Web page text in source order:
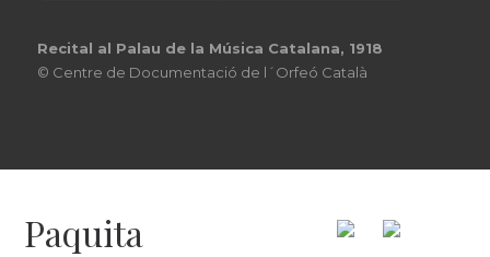
Recital al Palau de la Música Catalana, 1918
© Centre de Documentació de l´Orfeó Català
Paquita